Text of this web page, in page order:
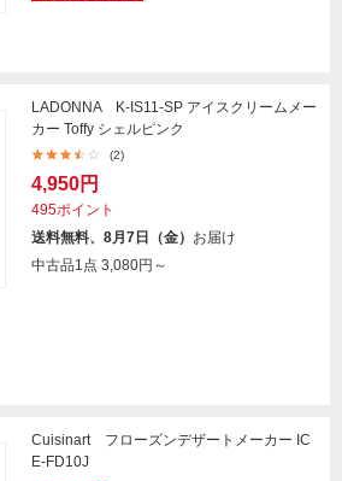
LADONNA K-IS11-SP アイスクリームメー
カー Toffy シェルピンク
(2)
4,950円
495ポイント
送料無料、8月7日（金） お届け
中古品1点 3,080円～
Cuisinart フローズンデザートメーカー IC
E-FD10J